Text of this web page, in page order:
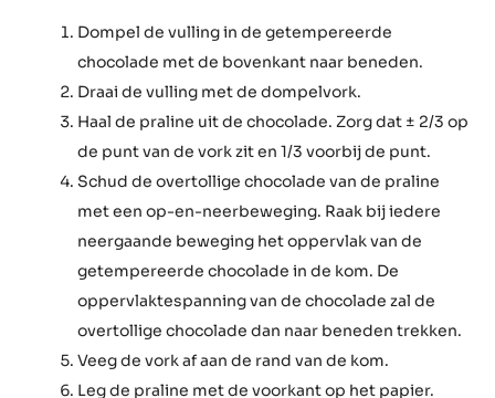
Leg de praline met de voorkant op het papier.
Verwijder de vork van onder de praline.
Schuif de praline een beetje naar voren op het
papier net voordat u de vork volledig verwijdert.
Zo vermijdt u een verdikking of een 'kleine voet'
onder de praline.
Voor dikkere vullingen:
Dompel de vulling in de getempereerde
chocolade met de bovenkant naar beneden.
Draai de vulling met de dompelvork.